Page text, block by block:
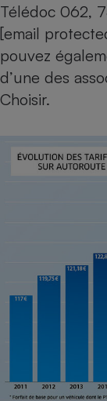
Télédoc 062,
[email
pouvez
d’une des
Choisir.